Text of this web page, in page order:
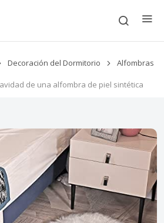
Decoración del Dormitorio Alfombras
de una alfombra de piel sintética